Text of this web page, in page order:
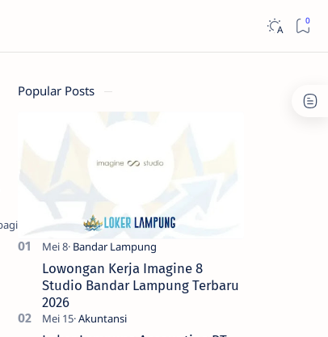
Popular Posts
Lowongan Kerja Imagine 8
Studio Bandar Lampung Terbaru
2026